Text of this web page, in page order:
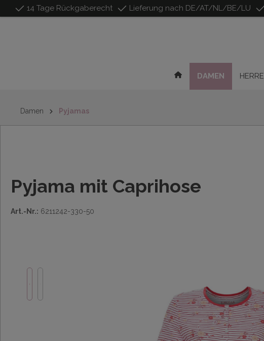
springen
14 Tage Rückgaberecht Lieferung nach DE/AT/NL/BE/LU
DAMEN
Damen Pyjamas
Pyjama mit Caprihose
Art.-Nr.: 6211242-330-50